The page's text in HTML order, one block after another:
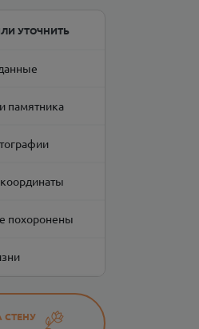
УТОЧНИТЬ
памятника
похоронены
СТЕНУ